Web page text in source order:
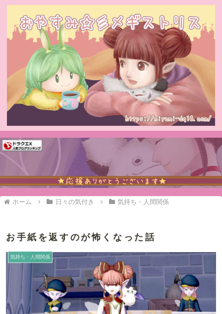
ホーム 日々の気付き 気持ち・人間関係
お手紙を返すのが怖くなった話
気持ち・人間関係